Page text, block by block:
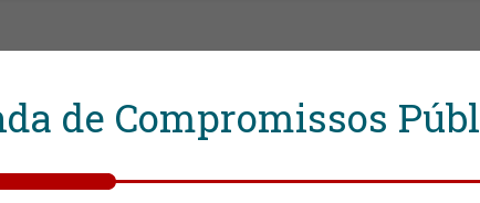
de Compromissos